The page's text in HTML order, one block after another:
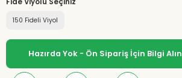
150 Fideli Viyol
Hazırda Yok - Ön Sipariş İçin Bilgi Alın